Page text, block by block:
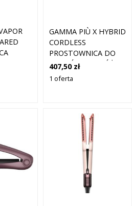
GAMMA PIÙ X HYBRID
CORDLESS
PROSTOWNICA DO
WŁOSÓW PODRÓŻNY
1 SZT.
407,50 zł
1 oferta